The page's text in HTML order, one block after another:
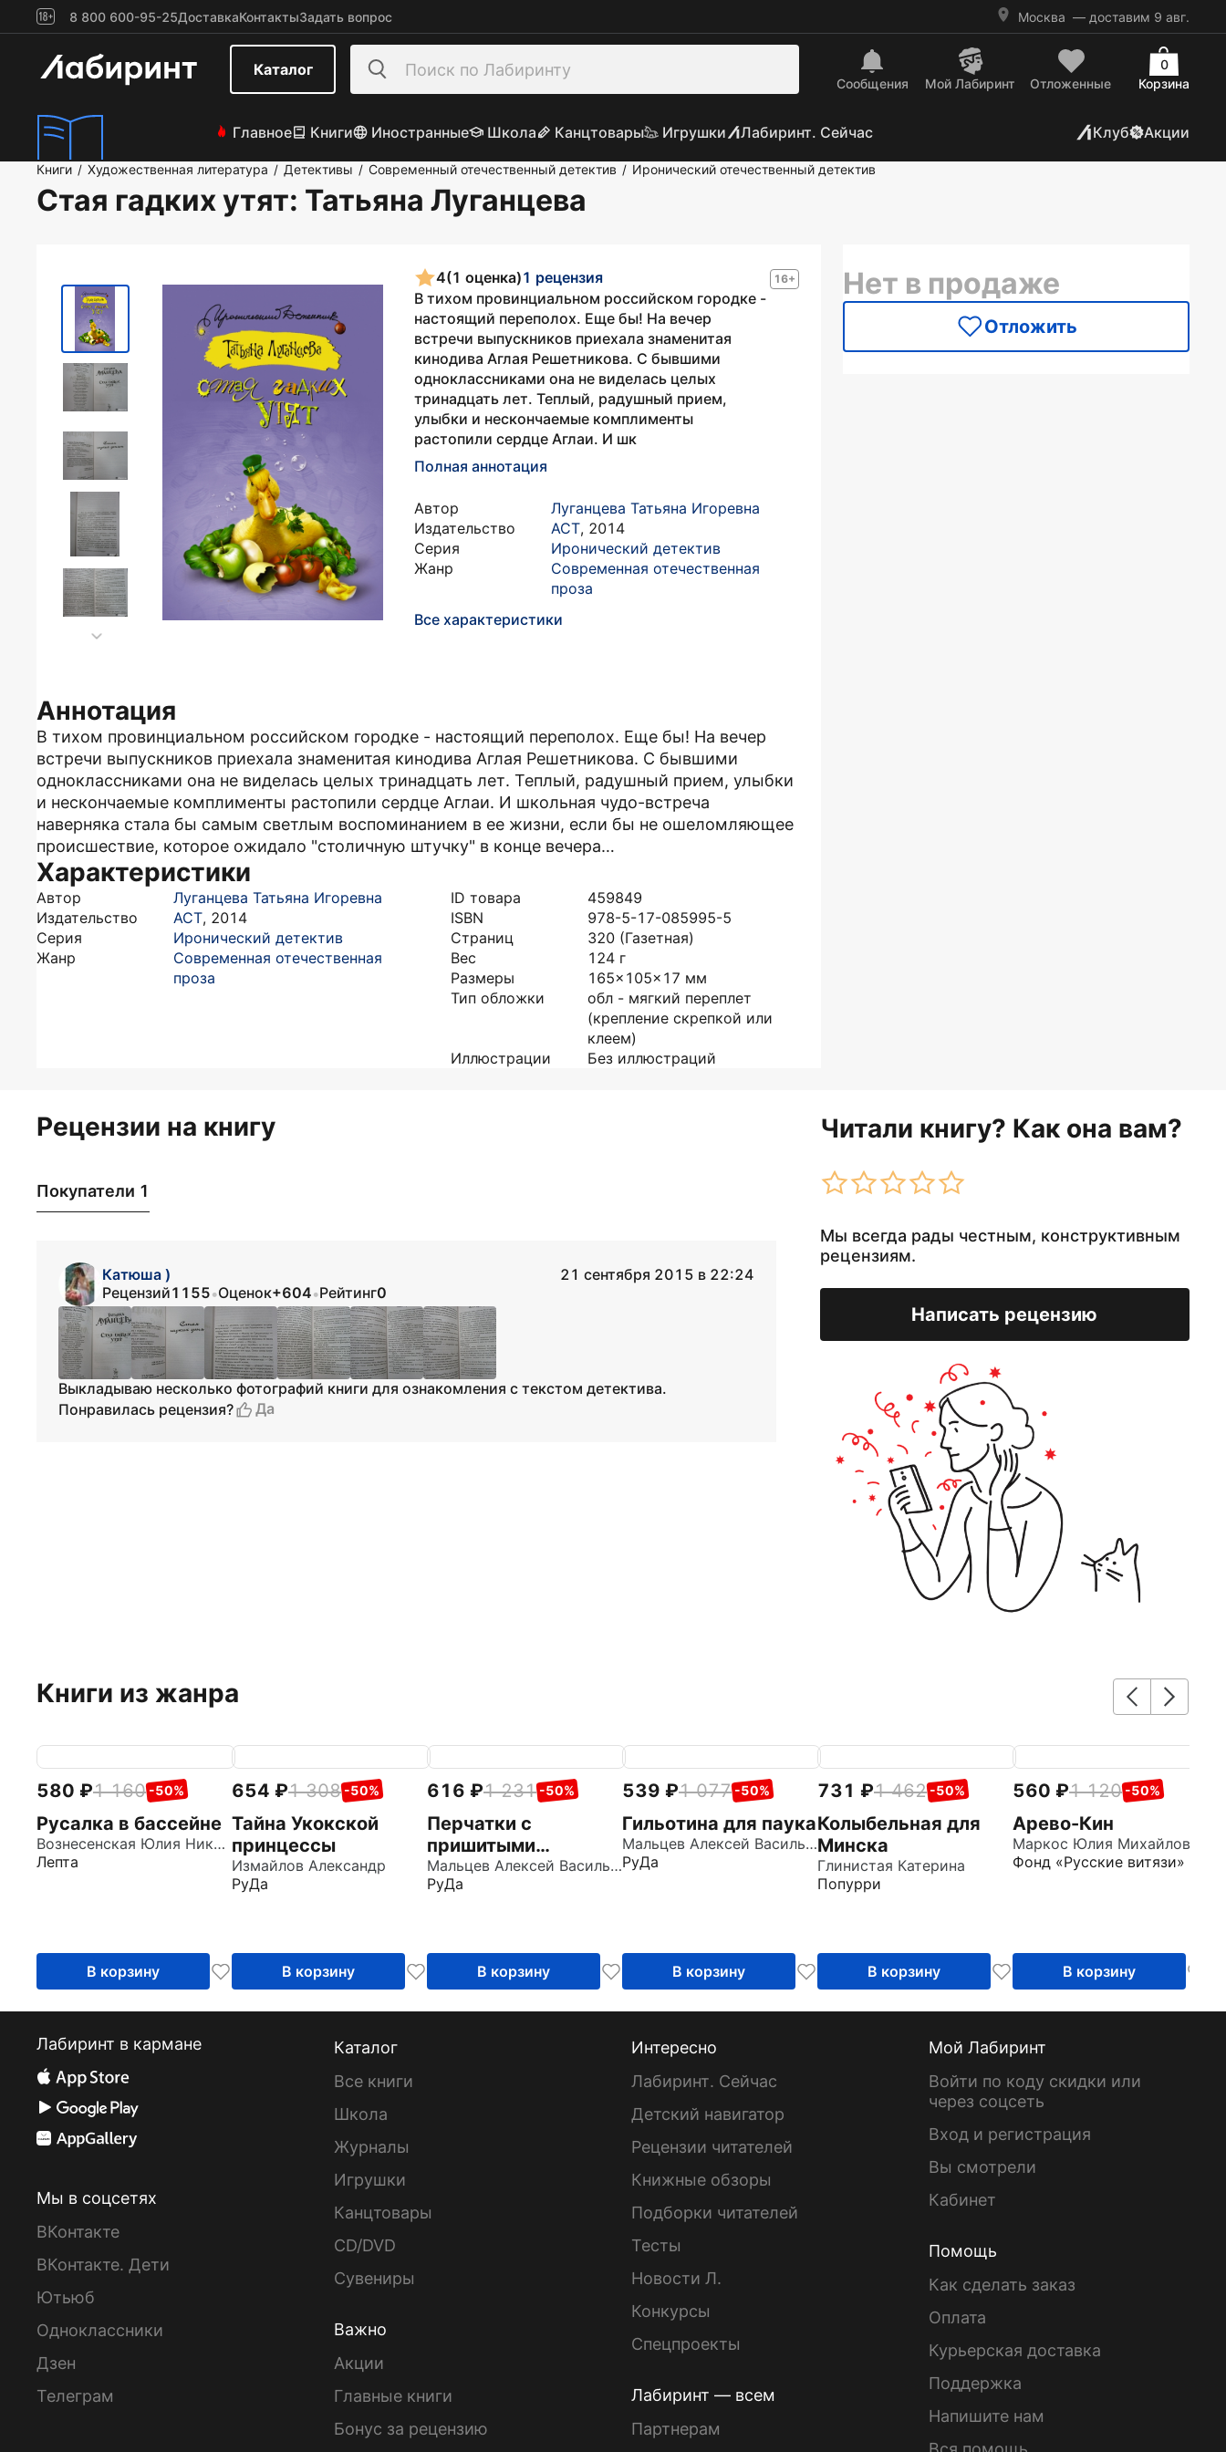
8 800 600-95-25ДоставкаКонтактыЗадать вопрос Москва — доставим 9 авг.
Каталог
Сообщения Mой Лабиринт Отложенные Корзина
0
Главное Книги Иностранные Школа Канцтовары Игрушки Лабиринт. Сейчас Клуб Акции
Книги / Художественная литература / Детективы / Современный отечественный детектив / Иронический отечественный детектив
Стая гадких утят: Татьяна Луганцева
16+
4(1 оценка)1 рецензия
В тихом провинциальном российском городке -
настоящий переполох. Еще бы! На вечер
встречи выпускников приехала знаменитая
кинодива Аглая Решетникова. С бывшими
одноклассниками она не виделась целых
тринадцать лет. Теплый, радушный прием,
улыбки и нескончаемые комплименты
растопили сердце Аглаи. И шк
Полная аннотация
Автор
Луганцева Татьяна Игоревна
Издательство
АСТ, 2014
Серия
Иронический детектив
Жанр
Современная отечественная
проза
Все характеристики
Аннотация
В тихом провинциальном российском городке - настоящий переполох. Еще бы! На вечер
встречи выпускников приехала знаменитая кинодива Аглая Решетникова. С бывшими
одноклассниками она не виделась целых тринадцать лет. Теплый, радушный прием, улыбки
и нескончаемые комплименты растопили сердце Аглаи. И школьная чудо-встреча
наверняка стала бы самым светлым воспоминанием в ее жизни, если бы не ошеломляющее
происшествие, которое ожидало "столичную штучку" в конце вечера…
Характеристики
Автор
Луганцева Татьяна Игоревна
Издательство
АСТ, 2014
Серия
Иронический детектив
Жанр
Современная отечественная
проза
ID товара
459849
ISBN
978-5-17-085995-5
Страниц
320 (Газетная)
Вес
124 г
Размеры
165x105x17 мм
Тип обложки
обл - мягкий переплет
(крепление скрепкой или
клеем)
Иллюстрации
Без иллюстраций
Нет в продаже
Отложить
Рецензии на книгу Читали книгу? Как она вам?
Мы всегда рады честным, конструктивным
рецензиям.
Написать рецензию
Покупатели 1
Катюша )
21 сентября 2015 в 22:24
Рецензий1155•Оценок+604•Рейтинг0
Выкладываю несколько фотографий книги для ознакомления с текстом детектива.
Понравилась рецензия?
Да
Книги из жанра
580 1 160 -50%
Русалка в бассейне
Вознесенская Юлия Николаевна
Лепта
В корзину
654 1 308 -50%
Тайна Укокской
принцессы
Измайлов Александр
РуДа
В корзину
616 1 231 -50%
Перчатки с
пришитыми
пальцами
Мальцев Алексей Васильевич
РуДа
В корзину
539 1 077 -50%
Гильотина для паука
Мальцев Алексей Васильевич
РуДа
В корзину
731 1 462 -50%
Колыбельная для
Минска
Глинистая Катерина
Попурри
В корзину
560 1 120 -50%
Арево-Кин
Маркос Юлия Михайловна
Фонд «Русские витязи»
В корзину
Лабиринт в кармане
Мы в соцсетях
ВКонтакте
ВКонтакте. Дети
Ютьюб
Одноклассники
Дзен
Телеграм
Каталог
Все книги
Школа
Журналы
Игрушки
Канцтовары
CD/DVD
Сувениры
Важно
Акции
Главные книги
Бонус за рецензию
Интересно
Лабиринт. Сейчас
Детский навигатор
Рецензии читателей
Книжные обзоры
Подборки читателей
Тесты
Новости Л.
Конкурсы
Спецпроекты
Лабиринт — всем
Партнерам
Мой Лабиринт
Войти по коду скидки или
через соцсеть
Вход и регистрация
Вы смотрели
Кабинет
Помощь
Как сделать заказ
Оплата
Курьерская доставка
Поддержка
Напишите нам